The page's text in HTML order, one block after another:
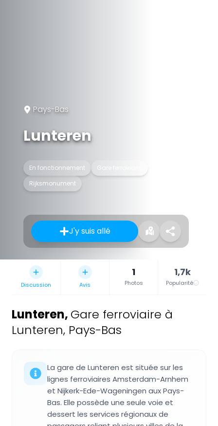
Pays-Bas
Lunteren
En fonctionnement
Gare ferroviaire
Rijksmonument
J'y suis allé
Discussion Avis
1
Photos
1,7k
Popularité
Lunteren, Gare ferroviaire à
Lunteren, Pays-Bas
La gare de Lunteren est située sur les
lignes ferroviaires Amsterdam-Arnhem
et Nijkerk-Ede-Wageningen aux Pays-
Bas. Elle possède une seule voie et
dessert les services régionaux de